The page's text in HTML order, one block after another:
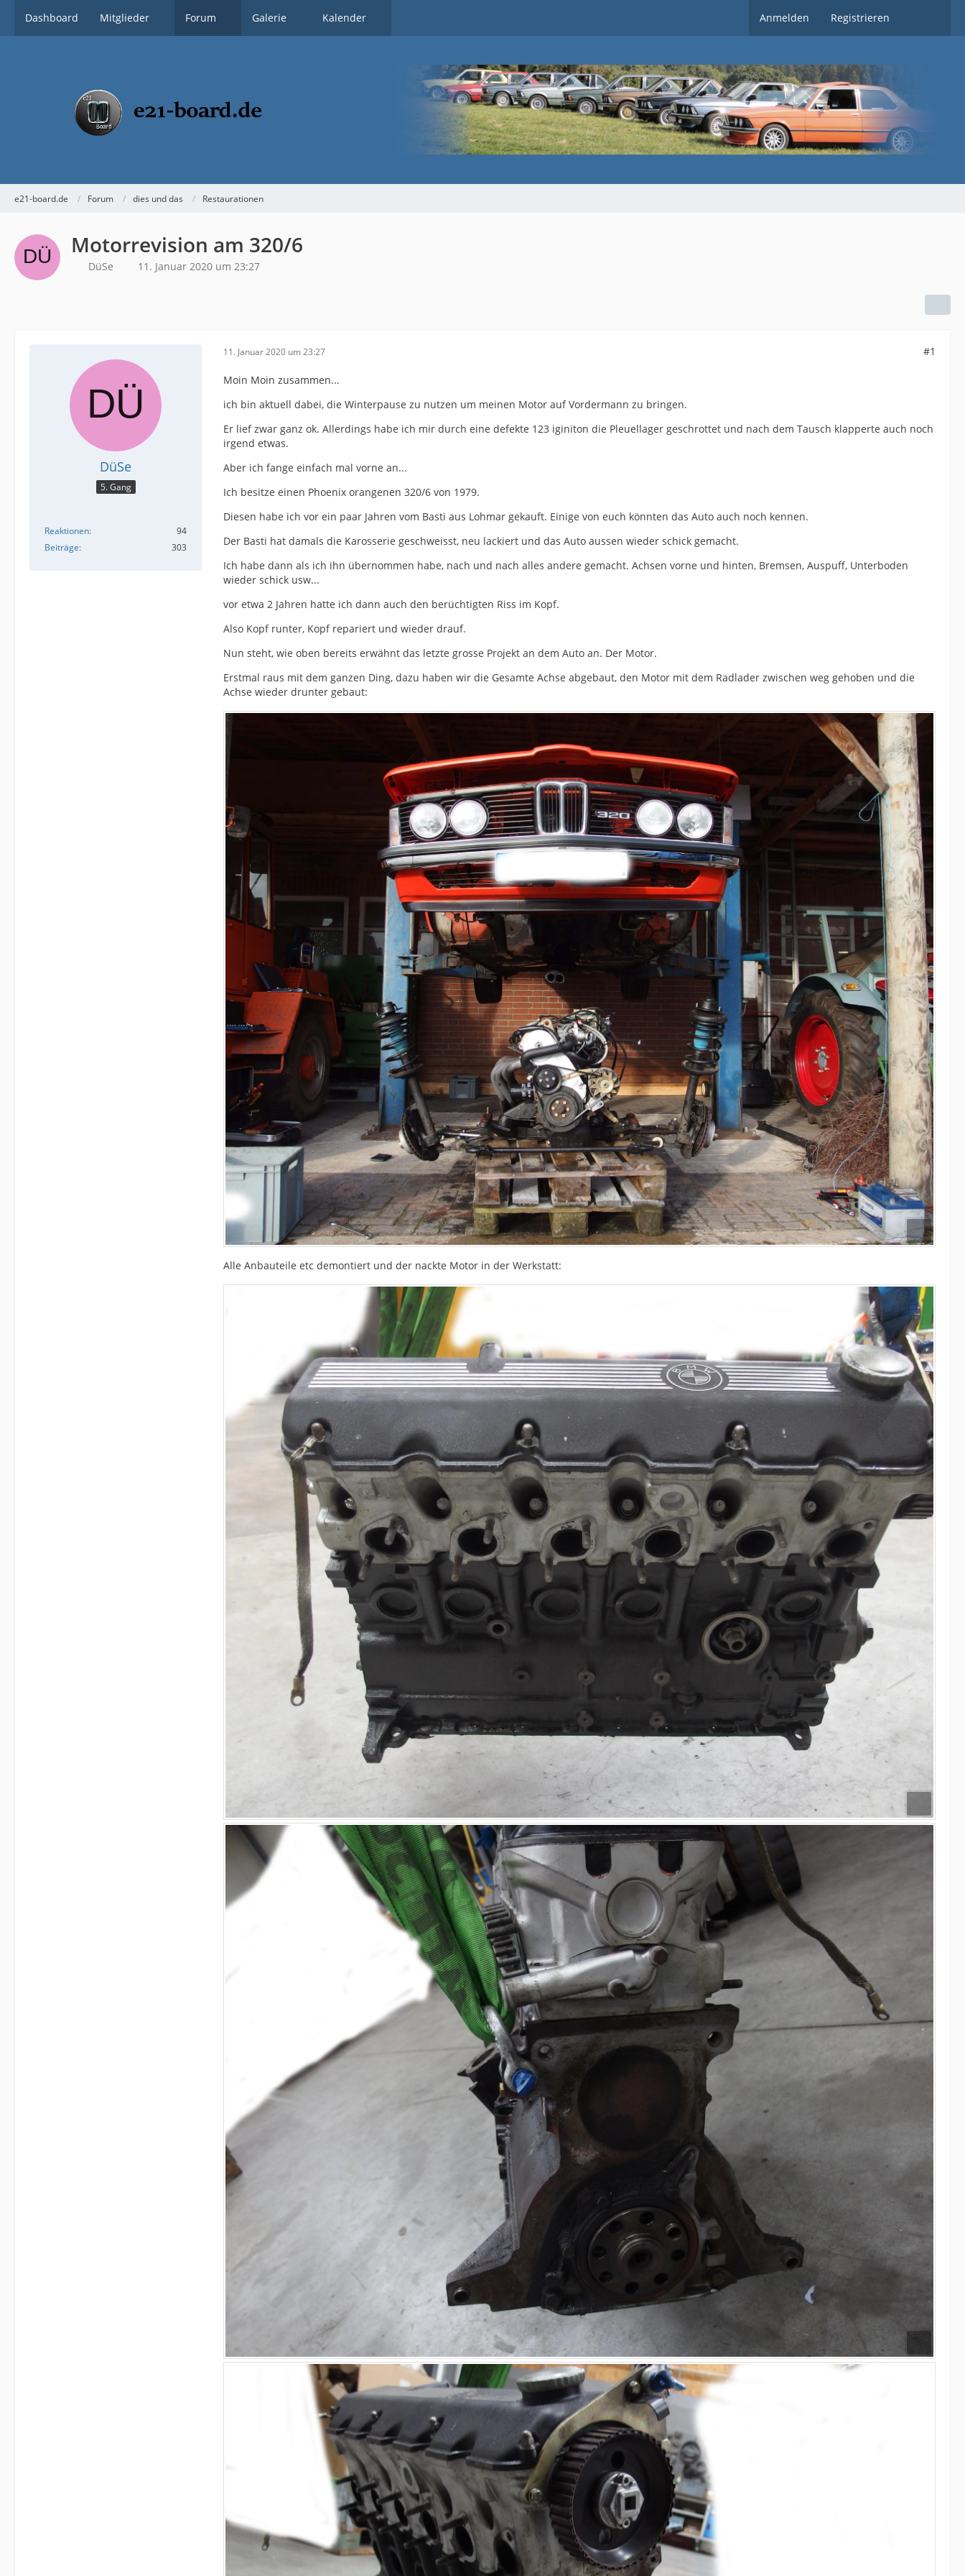
Dashboard Mitglieder Forum Galerie Kalender Anmelden Registrieren
e21-board.de Forum dies und das Restaurationen
Motorrevision am 320/6
DüSe 11. Januar 2020 um 23:27
DüSe
5. Gang
Reaktionen
94
Beiträge
303
11. Januar 2020 um 23:27 #1
Moin Moin zusammen...
ich bin aktuell dabei, die Winterpause zu nutzen um meinen Motor auf Vordermann zu bringen.
Er lief zwar ganz ok. Allerdings habe ich mir durch eine defekte 123 iginiton die Pleuellager geschrottet und nach dem Tausch klapperte auch noch
irgend etwas.
Aber ich fange einfach mal vorne an...
Ich besitze einen Phoenix orangenen 320/6 von 1979.
Diesen habe ich vor ein paar Jahren vom Basti aus Lohmar gekauft. Einige von euch könnten das Auto auch noch kennen.
Der Basti hat damals die Karosserie geschweisst, neu lackiert und das Auto aussen wieder schick gemacht.
Ich habe dann als ich ihn übernommen habe, nach und nach alles andere gemacht. Achsen vorne und hinten, Bremsen, Auspuff, Unterboden
wieder schick usw...
vor etwa 2 Jahren hatte ich dann auch den berüchtigten Riss im Kopf.
Also Kopf runter, Kopf repariert und wieder drauf.
Nun steht, wie oben bereits erwähnt das letzte grosse Projekt an dem Auto an. Der Motor.
Erstmal raus mit dem ganzen Ding, dazu haben wir die Gesamte Achse abgebaut, den Motor mit dem Radlader zwischen weg gehoben und die
Achse wieder drunter gebaut:
Alle Anbauteile etc demontiert und der nackte Motor in der Werkstatt: